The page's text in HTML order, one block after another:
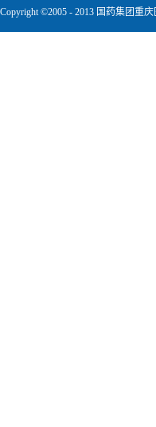
Copyright ©2005 - 2013 国药集团重